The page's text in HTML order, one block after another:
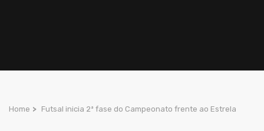
Home > Futsal inicia 2ª fase do Campeonato frente ao Estrela